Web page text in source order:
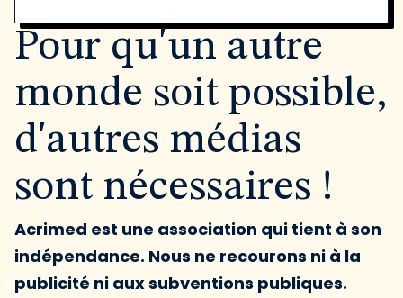
Pour qu'un autre
monde soit possible,
d'autres médias
sont nécessaires !
Acrimed est une association qui tient à son
indépendance. Nous ne recourons ni à la
publicité ni aux subventions publiques.